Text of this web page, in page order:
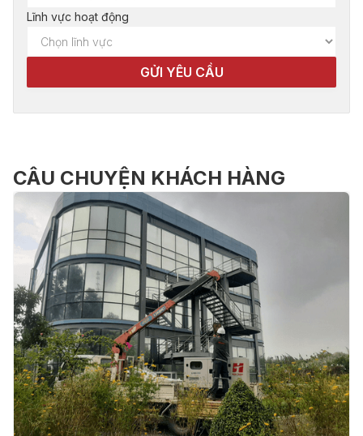
Lĩnh vực hoạt động
CÂU CHUYỆN KHÁCH HÀNG